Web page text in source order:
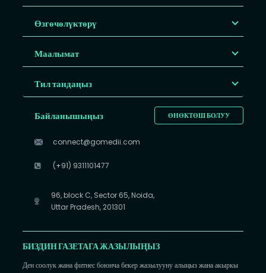
Өзгөчөлүктөрү
Маалымат
Тил тандаңыз
ӨНӨКТӨШ БОЛУУ
Байланышыңыз
connect@gomedii.com
(+91) 9311101477
96, block C, Sector 65, Noida,
Uttar Pradesh, 201301
БИЗДИН ГАЗЕТАГА ЖАЗЫЛЫҢЫЗ
Ден соолук жана фитнес боюнча бекер жазылууну алыңыз жана акыркы